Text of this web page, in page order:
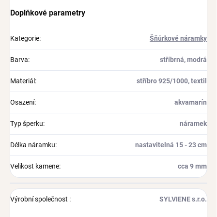
Doplňkové parametry
Kategorie: Šňůrkové náramky
Barva: stříbrná, modrá
Materiál : stříbro 925/1000, textil
Osazení: akvamarín
Typ šperku: náramek
Délka náramku: nastavitelná 15 - 23 cm
Velikost kamene: cca 9 mm
Výrobní společnost : SYLVIENE s.r.o.